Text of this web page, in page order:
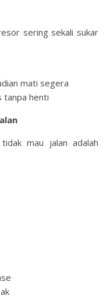
sering sekali sukar
mati segera
tanpa henti
mau jalan adalah